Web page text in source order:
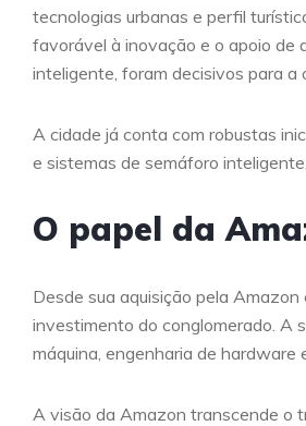
tecnologias urbanas e perfil
favorável à inovação e o apoio de
inteligente, foram decisivos para a
A cidade já conta com robustas
e sistemas de semáforo
O papel da
Desde sua aquisição pela
investimento do conglomerado. A
máquina, engenharia de hardware
A visão da Amazon transcende o